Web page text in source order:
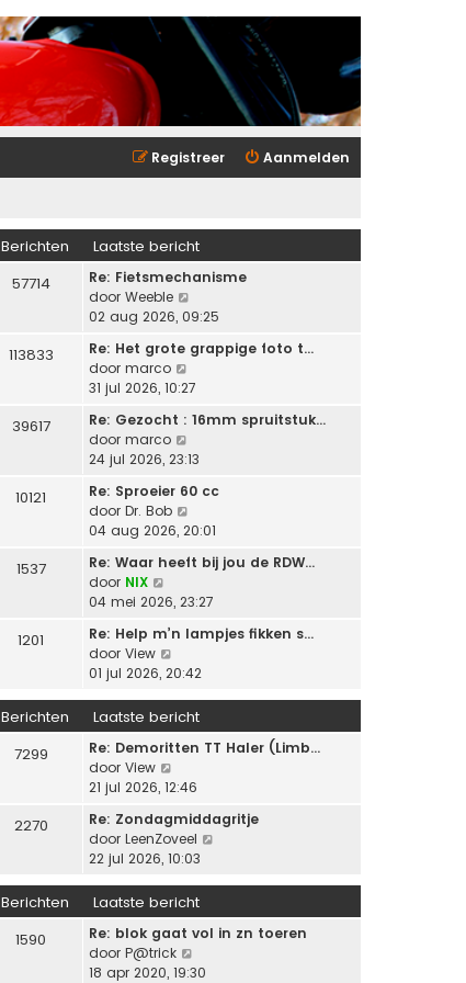
Aanmelden
Registreer
Berichten Laatste bericht
57714
Re: Fietsmechanisme
door Weeble
e
i
k
l
a
s
e
e
i
c
t
02 aug 2026, 09:25
113833
Re: Het grote grappige foto t…
door marco
e
k
l
a
s
e
e
i
c
h
t
31 jul 2026, 10:27
39617
Re: Gezocht : 16mm spruitstuk…
door marco
e
i
k
l
a
s
e
e
r
i
h
t
24 jul 2026, 23:13
10121
Re: Sproeier 60 cc
door Dr. Bob
e
i
k
l
a
t
e
e
i
c
h
t
04 aug 2026, 20:01
1537
Re: Waar heeft bij jou de RDW…
door NIX
e
i
j
k
l
a
a
t
s
t
e
b
e
i
c
h
t
04 mei 2026, 23:27
1201
Re: Help m’n lampjes fikken s…
door View
e
i
j
k
a
t
s
t
e
b
e
r
i
01 jul 2026, 20:42
Berichten Laatste bericht
7299
Re: Demoritten TT Haler (Limb…
door View
e
i
j
k
l
a
t
s
21 jul 2026, 12:46
2270
Re: Zondagmiddagritje
door LeenZoveel
j
k
22 jul 2026, 10:03
Berichten Laatste bericht
1590
Re: blok gaat vol in zn toeren
door P@trick
e
18 apr 2020, 19:30